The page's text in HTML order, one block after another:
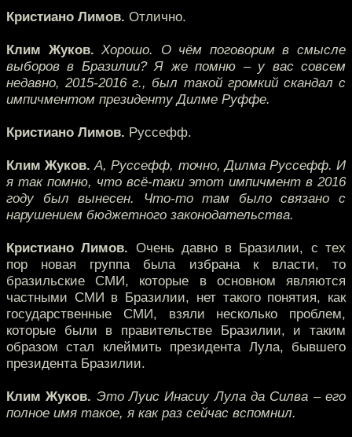
Кристиано Лимов. Отлично.
Клим Жуков. Хорошо. О чём поговорим в смысле
выборов в Бразилии? Я же помню – у вас совсем
недавно, 2015-2016 г., был такой громкий скандал с
импичментом президенту Дилме Руффе.
Кристиано Лимов. Руссефф.
Клим Жуков. А, Руссефф, точно, Дилма Руссефф. И
я так помню, что всё-таки этот импичмент в 2016
году был вынесен. Что-то там было связано с
нарушением бюджетного законодательства.
Кристиано Лимов. Очень давно в Бразилии, с тех
пор новая группа была избрана к власти, то
бразильские СМИ, которые в основном являются
частными СМИ в Бразилии, нет такого понятия, как
государственные СМИ, взяли несколько проблем,
которые были в правительстве Бразилии, и таким
образом стал клеймить президента Лула, бывшего
президента Бразилии.
Клим Жуков. Это Луис Инасиу Лула да Силва – его
полное имя такое, я как раз сейчас вспомнил.